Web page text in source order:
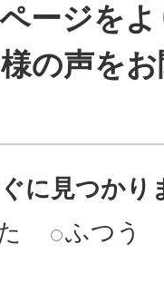
ージを
の声を
に見つかり
ふつう